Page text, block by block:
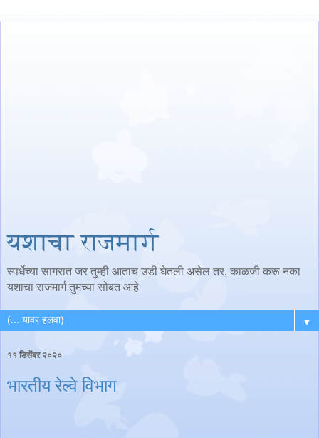
यशाचा राजमार्ग
स्पर्धेच्या सागरात जर तुम्ही आताच उडी घेतली असेल तर, काळजी करू नका
यशाचा राजमार्ग तुमच्या सोबत आहे
▼
११ डिसेंबर २०२०
भारतीय रेल्वे विभाग